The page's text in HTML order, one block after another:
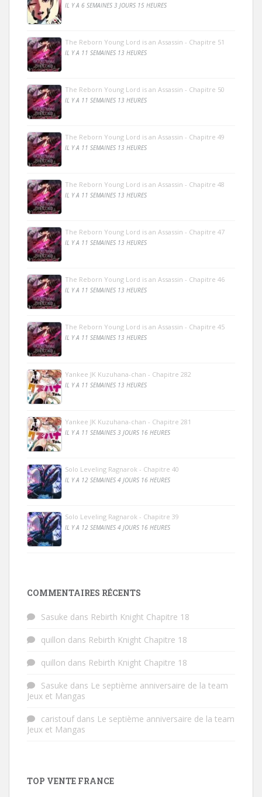
IL Y A 6 SEMAINES 3 JOURS 15 HEURES
The Reborn Young Lord is an Assassin - Chapitre 51
IL Y A 11 SEMAINES 13 HEURES
The Reborn Young Lord is an Assassin - Chapitre 50
IL Y A 11 SEMAINES 13 HEURES
The Reborn Young Lord is an Assassin - Chapitre 49
IL Y A 11 SEMAINES 13 HEURES
The Reborn Young Lord is an Assassin - Chapitre 48
IL Y A 11 SEMAINES 13 HEURES
The Reborn Young Lord is an Assassin - Chapitre 47
IL Y A 11 SEMAINES 13 HEURES
The Reborn Young Lord is an Assassin - Chapitre 46
IL Y A 11 SEMAINES 13 HEURES
The Reborn Young Lord is an Assassin - Chapitre 45
IL Y A 11 SEMAINES 13 HEURES
Yankee JK Kuzuhana-chan - Chapitre 282
IL Y A 11 SEMAINES 13 HEURES
Yankee JK Kuzuhana-chan - Chapitre 281
IL Y A 11 SEMAINES 3 JOURS 16 HEURES
Solo Leveling Ragnarok - Chapitre 40
IL Y A 12 SEMAINES 4 JOURS 16 HEURES
Solo Leveling Ragnarok - Chapitre 39
IL Y A 12 SEMAINES 4 JOURS 16 HEURES
COMMENTAIRES RÉCENTS
Sasuke dans Rebirth Knight Chapitre 18
quillon dans Rebirth Knight Chapitre 18
quillon dans Rebirth Knight Chapitre 18
Sasuke dans Le septième anniversaire de la team
Jeux et Mangas
caristoufdans Le septième anniversaire de la team
Jeux et Mangas
TOP VENTE FRANCE